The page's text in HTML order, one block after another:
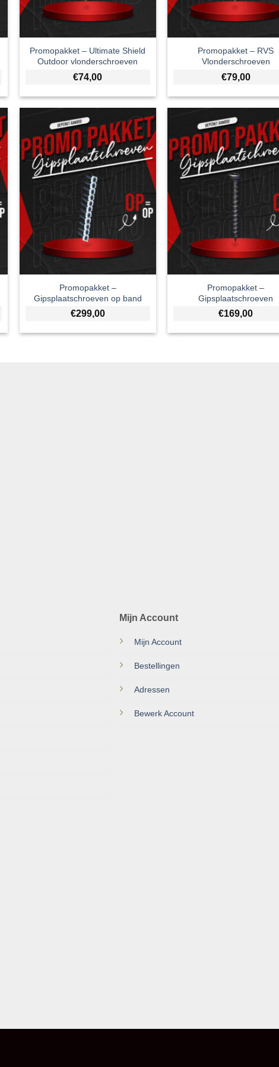
Promopakket – Ultimate Shield
Outdoor vlonderschroeven
€74,00
Promopakket – RVS
Vlonderschroeven
€79,00
Promopakket –
Gipsplaatschroeven op band
€299,00
Promopakket –
Gipsplaatschroeven
€169,00
Mijn Account
Mijn Account
Bestellingen
Adressen
Bewerk Account